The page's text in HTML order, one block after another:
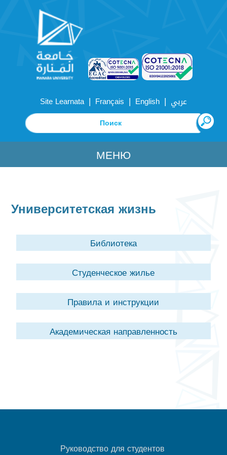
Site Learnata | Français | English | عربي
МЕНЮ
Университетская жизнь
Библиотека
Студенческое жилье
Правила и инструкции
Академическая направленность
Руководство для студентов